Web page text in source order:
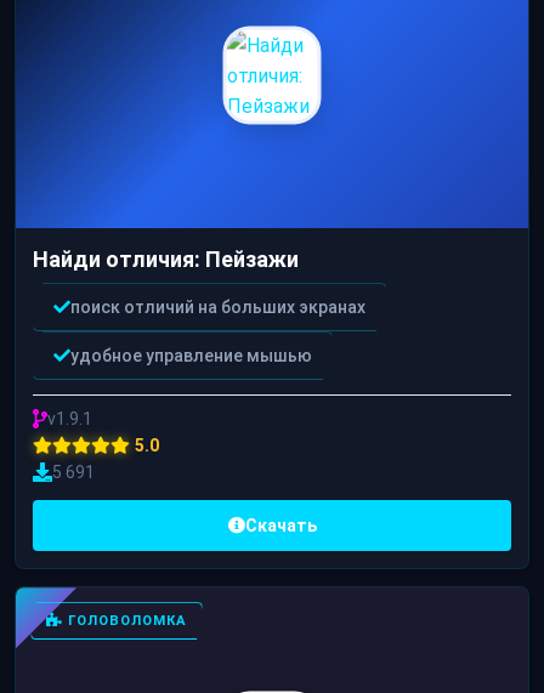
Найди отличия: Пейзажи
поиск отличий на больших экранах
удобное управление мышью
v1.9.1
5.0
5 691
Скачать
ГОЛОВОЛОМКА